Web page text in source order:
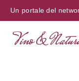
Un portale del